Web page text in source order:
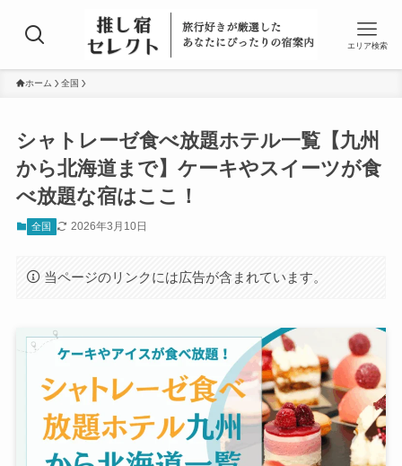
エリア検索
ホーム 全国
シャトレーゼ食べ放題ホテル一覧【九州
から北海道まで】ケーキやスイーツが食
べ放題な宿はここ！
全国 2026年3月10日
当ページのリンクには広告が含まれています。